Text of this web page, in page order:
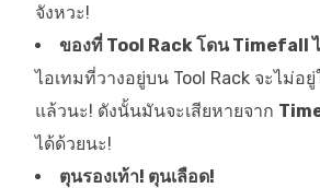
จังหวะ!
ของที่ Tool Rack โดน Timefall
ไอเทมที่วางอยู่บน Tool Rack จะไม่อ
แล้วนะ! ดังนั้นมันจะเสียหายจาก
ได้ด้วยนะ!
ตุนรองเท้า! ตุนเลือด!